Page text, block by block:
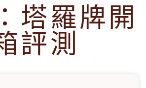
塔羅牌開
評測